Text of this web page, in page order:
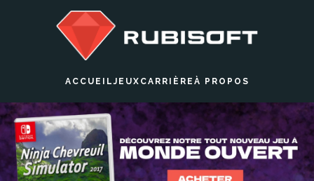
ACCUEILJEUX CARRIÈRE À PROPOS